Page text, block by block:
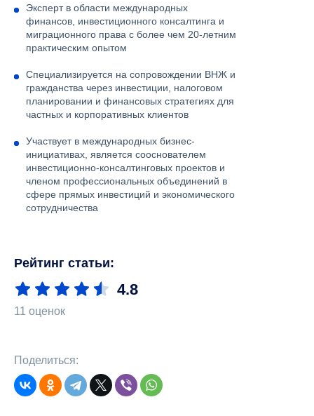
Эксперт в области международных
финансов, инвестиционного консалтинга и
миграционного права с более чем 20-летним
практическим опытом
Специализируется на сопровождении ВНЖ и
гражданства через инвестиции, налоговом
планировании и финансовых стратегиях для
частных и корпоративных клиентов
Участвует в международных бизнес-
инициативах, является сооснователем
инвестиционно-консалтинговых проектов и
членом профессиональных объединений в
сфере прямых инвестиций и экономического
сотрудничества
Рейтинг статьи:
4.8
11 оценок
Поделиться: